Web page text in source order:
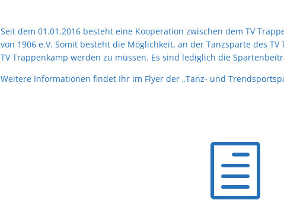
Seit dem 01.01.2016 besteht eine Kooperation zwischen dem TV
von 1906 e.V. Somit besteht die Möglichkeit, an der Tanzsparte des
TV Trappenkamp werden zu müssen. Es sind lediglich die
Weitere Informationen findet Ihr im Flyer der „Tanz- und
h